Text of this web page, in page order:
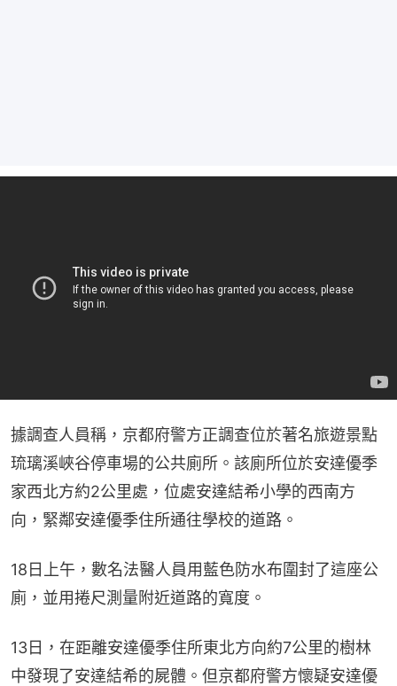
據調查人員稱，京都府警方正調查位於著名旅遊景點
琉璃溪峽谷停車場的公共廁所。該廁所位於安達優季
家西北方約2公里處，位處安達結希小學的西南方
向，緊鄰安達優季住所通往學校的道路。
18日上午，數名法醫人員用藍色防水布圍封了這座公
廁，並用捲尺測量附近道路的寬度。
13日，在距離安達優季住所東北方向約7公里的樹林
中發現了安達結希的屍體。但京都府警方懷疑安達優